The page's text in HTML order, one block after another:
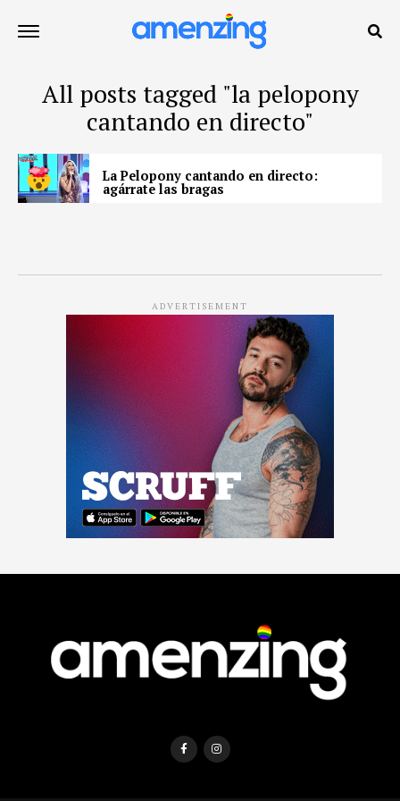
All posts tagged "la pelopony
cantando en directo"
La Pelopony cantando en directo:
agárrate las bragas
ADVERTISEMENT